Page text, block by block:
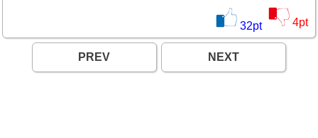
32pt 4pt
PREV NEXT